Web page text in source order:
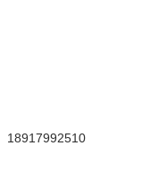
18917992510